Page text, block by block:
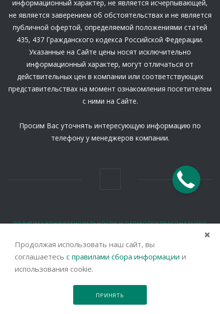
информационный характер, не является исчерпывающей,
не является заверением об обстоятельствах и не является
публичной офертой, определяемой положениями статей
435, 437 Гражданского кодекса Российской Федерации.
Указанные на Сайте цены носят исключительно
информационный характер, могут отличаться от
действительных цен в компании или соответствующих
представительствах на момент ознакомления посетителем
с ними на Сайте.
Просим Вас уточнять интересующую информацию по
телефону у менеджеров компании.
ПОЛИТИКА КОНФИДЕНЦИАЛЬНОСТИ И ОБРАБОТКИ ПЕРСОНАЛЬНЫХ
ПОЛЬЗОВАТЕЛЬСКОЕ СОГЛАШЕНИЕ
© 2026 Все права защищены.
Продолжая использовать наш сайт, вы
соглашаетесь с правилами сбора информации и
использования cookie.
ПРИНЯТЬ